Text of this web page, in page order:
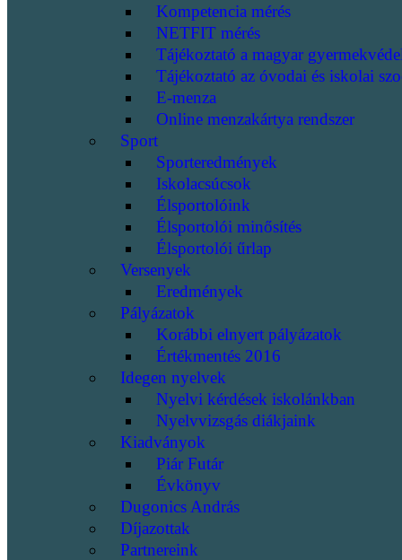
Kompetencia mérés
NETFIT mérés
Tájékoztató a magyar
Tájékoztató az óvodai és iskolai
E-menza
Online menzakártya rendszer
Sport
Sporteredmények
Iskolacsúcsok
Élsportolóink
Élsportolói minősítés
Élsportolói űrlap
Versenyek
Eredmények
Pályázatok
Korábbi elnyert pályázatok
Értékmentés 2016
Idegen nyelvek
Nyelvi kérdések iskolánkban
Nyelvvizsgás diákjaink
Kiadványok
Piár Futár
Évkönyv
Dugonics András
Díjazottak
Partnereink